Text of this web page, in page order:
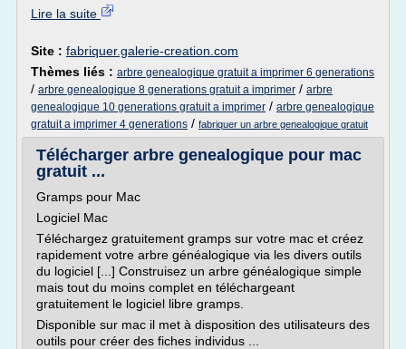
Lire la suite
Site : fabriquer.galerie-creation.com
Thèmes liés : arbre genealogique gratuit a imprimer 6 generations
/ arbre genealogique 8 generations gratuit a imprimer / arbre
genealogique 10 generations gratuit a imprimer / arbre genealogique
gratuit a imprimer 4 generations / fabriquer un arbre genealogique gratuit
Télécharger arbre genealogique pour mac
gratuit ...
Gramps pour Mac
Logiciel Mac
Téléchargez gratuitement gramps sur votre mac et créez
rapidement votre arbre généalogique via les divers outils
du logiciel [...] Construisez un arbre généalogique simple
mais tout du moins complet en téléchargeant
gratuitement le logiciel libre gramps.
Disponible sur mac il met à disposition des utilisateurs des
outils pour créer des fiches individus ...